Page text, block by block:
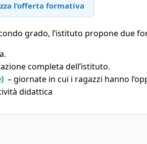
l’offerta formativa
grado, l’istituto propone due
completa dell’istituto.
– giornate in cui i ragazzi hanno
didattica